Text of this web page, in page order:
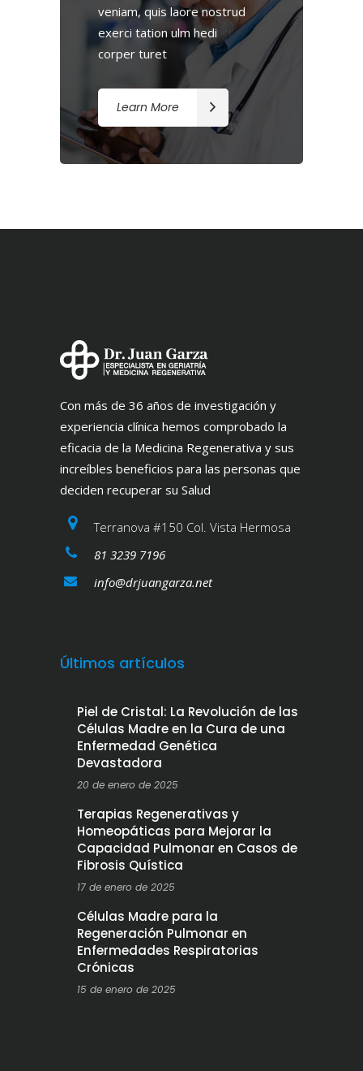
veniam, quis laore nostrud
exerci tation ulm hedi
corper turet
Learn More
Con más de 36 años de investigación y
experiencia clínica hemos comprobado la
eficacia de la Medicina Regenerativa y sus
increíbles beneficios para las personas que
deciden recuperar su Salud
Terranova #150 Col. Vista Hermosa
81 3239 7196
info@drjuangarza.net
Últimos artículos
Piel de Cristal: La Revolución de las
Células Madre en la Cura de una
Enfermedad Genética
Devastadora
20 de enero de 2025
Terapias Regenerativas y
Homeopáticas para Mejorar la
Capacidad Pulmonar en Casos de
Fibrosis Quística
17 de enero de 2025
Células Madre para la
Regeneración Pulmonar en
Enfermedades Respiratorias
Crónicas
15 de enero de 2025